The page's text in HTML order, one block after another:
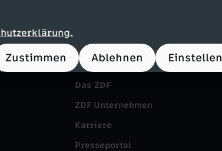
Zustimmen Ablehnen Einstellen
Das ZDF
ZDF Unternehmen
Karriere
Presseportal